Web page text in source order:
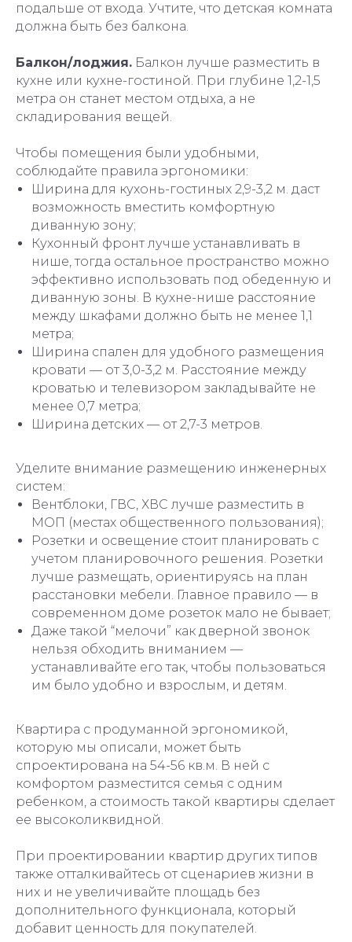
подальше от входа. Учтите, что детская комната
должна быть без балкона.
Балкон/лоджия. Балкон лучше разместить в
кухне или кухне-гостиной. При глубине 1,2-1,5
метра он станет местом отдыха, а не
складирования вещей.
Чтобы помещения были удобными,
соблюдайте правила эргономики:
Ширина для кухонь-гостиных 2,9-3,2 м. даст
возможность вместить комфортную
диванную зону;
Кухонный фронт лучше устанавливать в
нише, тогда остальное пространство можно
эффективно использовать под обеденную и
диванную зоны. В кухне-нише расстояние
между шкафами должно быть не менее 1,1
метра;
Ширина спален для удобного размещения
кровати — от 3,0-3,2 м. Расстояние между
кроватью и телевизором закладывайте не
менее 0,7 метра;
Ширина детских — от 2,7-3 метров.
Уделите внимание размещению инженерных
систем:
Вентблоки, ГВС, ХВС лучше разместить в
МОП (местах общественного пользования);
Розетки и освещение стоит планировать с
учетом планировочного решения. Розетки
лучше размещать, ориентируясь на план
расстановки мебели. Главное правило — в
современном доме розеток мало не бывает;
Даже такой “мелочи” как дверной звонок
нельзя обходить вниманием —
устанавливайте его так, чтобы пользоваться
им было удобно и взрослым, и детям.
Квартира с продуманной эргономикой,
которую мы описали, может быть
спроектирована на 54-56 кв.м. В ней с
комфортом разместится семья с одним
ребенком, а стоимость такой квартиры сделает
ее высоколиквидной.
При проектировании квартир других типов
также отталкивайтесь от сценариев жизни в
них и не увеличивайте площадь без
дополнительного функционала, который
добавит ценность для покупателей.